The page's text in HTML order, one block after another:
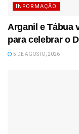
INFORMAÇÃO
Arganil e Tábua
para celebrar o
5 DE AGOSTO, 2026